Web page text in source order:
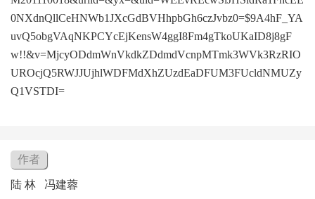
0NXdnQllCeHNWb1JXcGdBVHhpbGh6czJvbz0=$9A4hF_YA
uvQ5obgVAqNKPCYcEjKensW4ggI8Fm4gTkoUKaID8j8gF
w!!&v=MjcyODdmWnVkdkZDdmdVcnpMTmk3WVk3RzRIO
UROcjQ5RWJJUjhlWDFMdXhZUzdEaDFUM3FUcldNMUZy
Q1VSTDI=
作者
陆 林 冯建蓉